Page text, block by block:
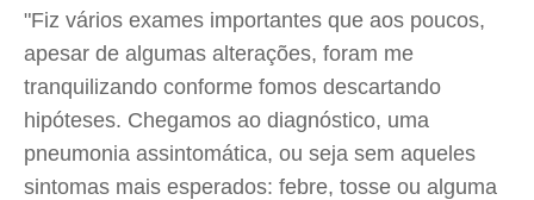
"Fiz vários exames importantes que aos poucos,
apesar de algumas alterações, foram me
tranquilizando conforme fomos descartando
hipóteses. Chegamos ao diagnóstico, uma
pneumonia assintomática, ou seja sem aqueles
sintomas mais esperados: febre, tosse ou alguma